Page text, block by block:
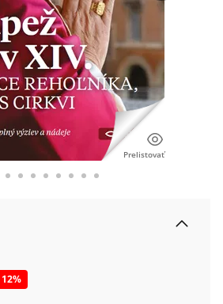
Prelistovať
12%